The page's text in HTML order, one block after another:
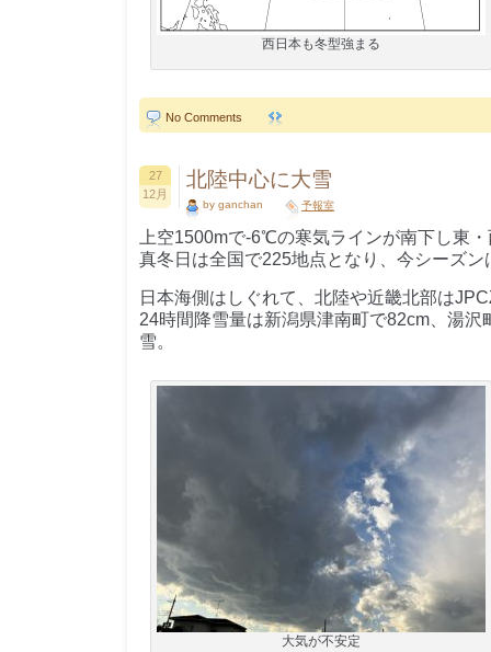
西日本も冬型強まる
No Comments
27
12月
北陸中心に大雪
by ganchan 予報室
上空1500mで-6℃の寒気ラインが南下し東
真冬日は全国で225地点となり、今シーズ
日本海側はしぐれて、北陸や近畿北部は
24時間降雪量は新潟県津南町で82cm、湯沢
雪。
大気が不安定